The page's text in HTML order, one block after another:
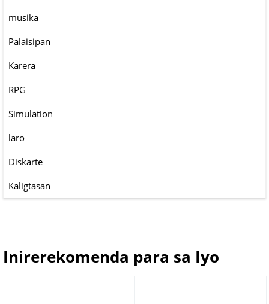
musika
Palaisipan
Karera
RPG
Simulation
laro
Diskarte
Kaligtasan
Inirerekomenda para sa Iyo